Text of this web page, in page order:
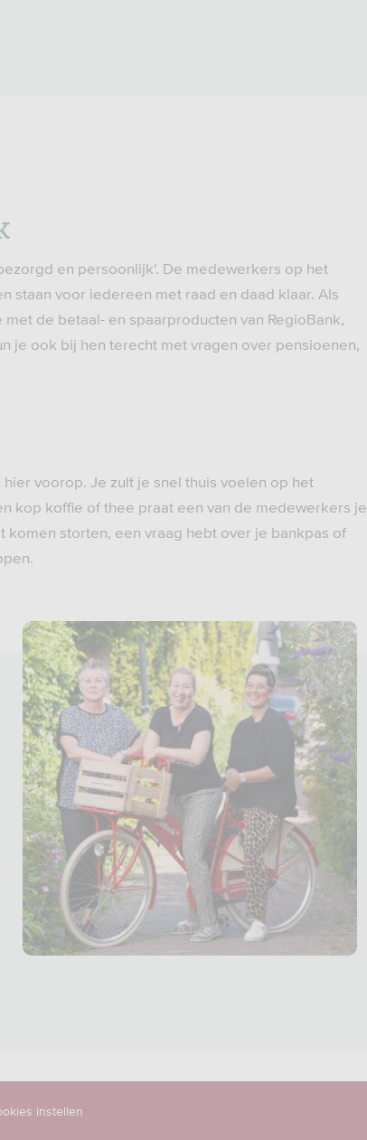
en persoonlijk'. De medewerkers op het
staan voor iedereen met raad en daad klaar. Als
de betaal- en spaarproducten van RegioBank,
je ook bij hen terecht met vragen over pensioenen,
voorop. Je zult je snel thuis voelen op het
kop koffie of thee praat een van de medewerkers je
komen storten, een vraag hebt over je bankpas of
instellen